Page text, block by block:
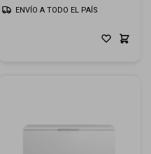
ENVÍO A TODO EL PAÍS